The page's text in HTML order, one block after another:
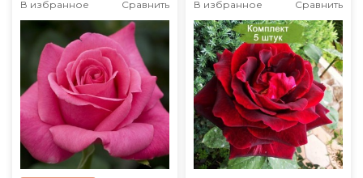
В избранное Сравнить В избранное Сравнить